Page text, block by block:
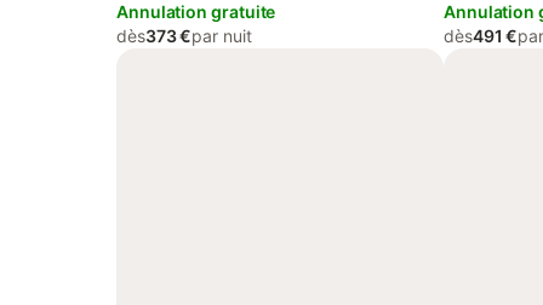
Annulation gratuite
dès373 €par nuit
Annulation
dès491 €